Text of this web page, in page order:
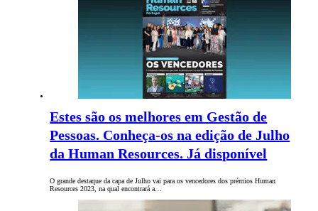
Estes são os melhores em Gestão de
Pessoas. Conheça-os na edição de Julho
da Human Resources. Já disponível
O grande destaque da capa de Julho vai para os vencedores dos prémios Human
Resources 2023, na qual encontrará a…